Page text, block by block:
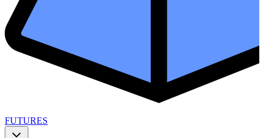
FUTURES